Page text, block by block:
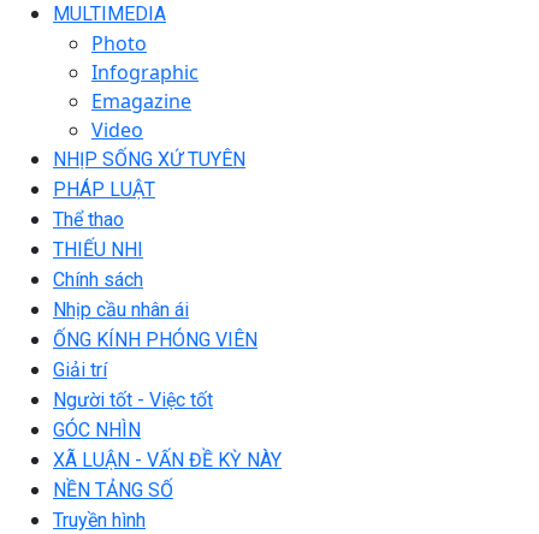
MULTIMEDIA
Photo
Infographic
Emagazine
Video
NHỊP SỐNG XỨ TUYÊN
PHÁP LUẬT
Thể thao
THIẾU NHI
Chính sách
Nhịp cầu nhân ái
ỐNG KÍNH PHÓNG VIÊN
Giải trí
Người tốt - Việc tốt
GÓC NHÌN
XÃ LUẬN - VẤN ĐỀ KỲ NÀY
NỀN TẢNG SỐ
Truyền hình